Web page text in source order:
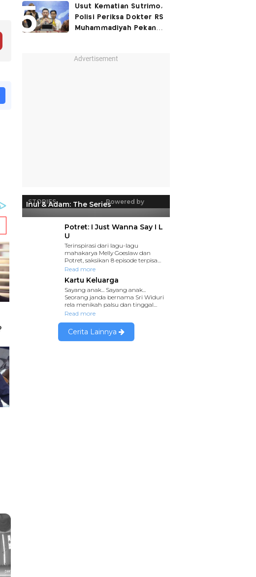
Usut Kematian Sutrimo,
Polisi Periksa Dokter RS
Muhammadiyah Pekan
Advertisement